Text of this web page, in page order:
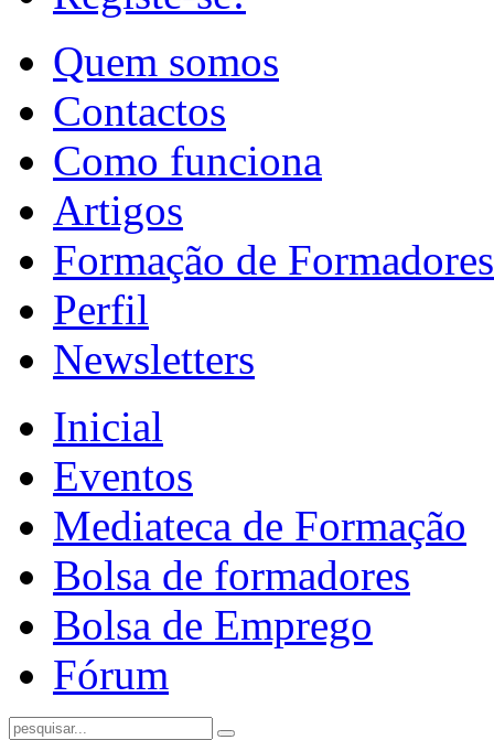
Quem somos
Contactos
Como funciona
Artigos
Formação de Formadores
Perfil
Newsletters
Inicial
Eventos
Mediateca de Formação
Bolsa de formadores
Bolsa de Emprego
Fórum